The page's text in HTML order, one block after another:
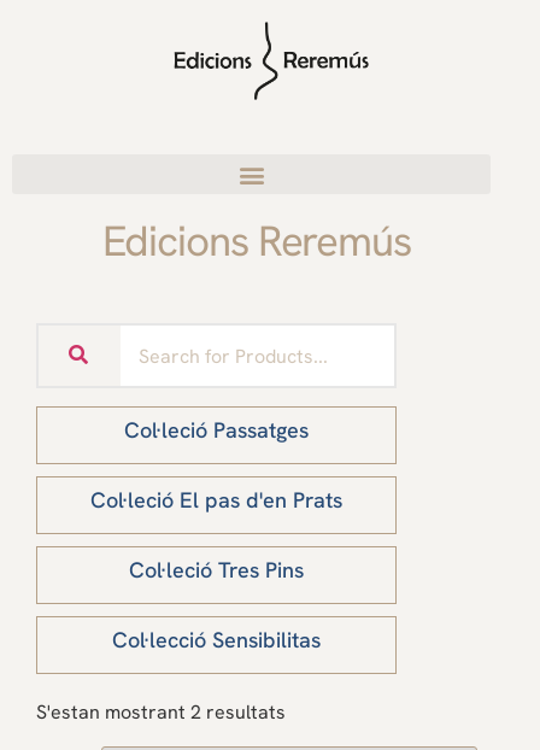
Edicions Reremús
Col·leció Passatges
Col·leció El pas d'en Prats
Col·leció Tres Pins
Col·lecció Sensibilitas
S'estan mostrant 2 resultats